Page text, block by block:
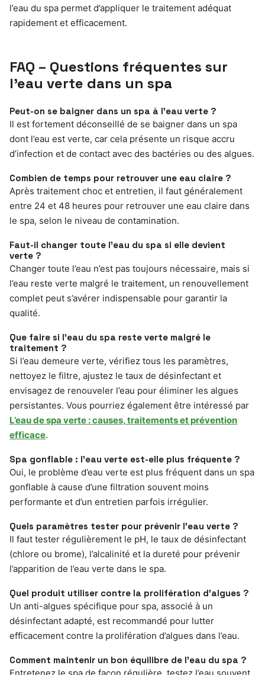
l’eau du spa permet d’appliquer le traitement adéquat
rapidement et efficacement.
FAQ – Questions fréquentes sur
l’eau verte dans un spa
Peut-on se baigner dans un spa à l’eau verte ?
Il est fortement déconseillé de se baigner dans un spa
dont l’eau est verte, car cela présente un risque accru
d’infection et de contact avec des bactéries ou des algues.
Combien de temps pour retrouver une eau claire ?
Après traitement choc et entretien, il faut généralement
entre 24 et 48 heures pour retrouver une eau claire dans
le spa, selon le niveau de contamination.
Faut-il changer toute l’eau du spa si elle devient
verte ?
Changer toute l’eau n’est pas toujours nécessaire, mais si
l’eau reste verte malgré le traitement, un renouvellement
complet peut s’avérer indispensable pour garantir la
qualité.
Que faire si l’eau du spa reste verte malgré le
traitement ?
Si l’eau demeure verte, vérifiez tous les paramètres,
nettoyez le filtre, ajustez le taux de désinfectant et
envisagez de renouveler l’eau pour éliminer les algues
persistantes. Vous pourriez également être intéressé par
L’eau de spa verte : causes, traitements et prévention
efficace.
Spa gonflable : l’eau verte est-elle plus fréquente ?
Oui, le problème d’eau verte est plus fréquent dans un spa
gonflable à cause d’une filtration souvent moins
performante et d’un entretien parfois irrégulier.
Quels paramètres tester pour prévenir l’eau verte ?
Il faut tester régulièrement le pH, le taux de désinfectant
(chlore ou brome), l’alcalinité et la dureté pour prévenir
l’apparition de l’eau verte dans le spa.
Quel produit utiliser contre la prolifération d’algues ?
Un anti-algues spécifique pour spa, associé à un
désinfectant adapté, est recommandé pour lutter
efficacement contre la prolifération d’algues dans l’eau.
Comment maintenir un bon équilibre de l’eau du spa ?